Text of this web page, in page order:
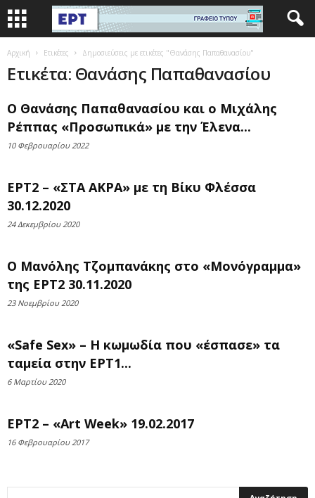
Αρχική Ετικέτες Δημοσιεύσεις με ετικέτες "Θανάσης Παπαθανασίου"
Ετικέτα: Θανάσης Παπαθανασίου
Ο Θανάσης Παπαθανασίου και ο Μιχάλης
Ρέππας «Προσωπικά» με την Έλενα...
10 Φεβρουαρίου 2022
ΕΡΤ2 – «ΣΤΑ ΑΚΡΑ» με τη Βίκυ Φλέσσα
30.12.2020
24 Δεκεμβρίου 2020
Ο Μανόλης Τζομπανάκης στο «Μονόγραμμα»
της ΕΡΤ2 30.11.2020
23 Νοεμβρίου 2020
«Safe Sex» – Η κωμωδία που «έσπασε» τα
ταμεία στην ΕΡΤ1...
6 Μαρτίου 2020
ΕΡΤ2 – «Art Week» 19.02.2017
16 Φεβρουαρίου 2017